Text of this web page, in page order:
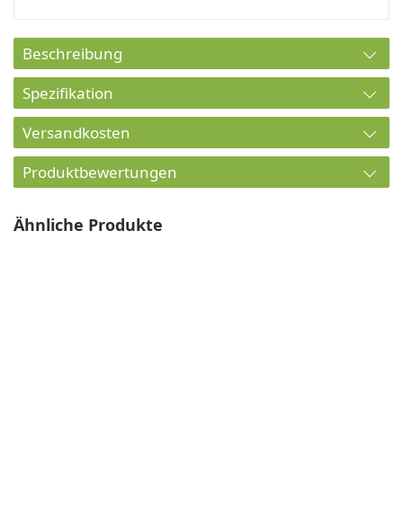
Beschreibung
Spezifikation
Versandkosten
Produktbewertungen
Ähnliche Produkte